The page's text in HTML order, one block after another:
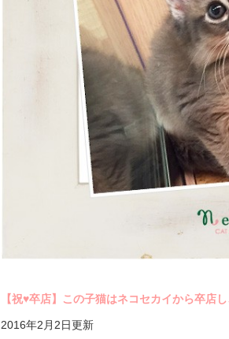
【祝♥︎卒店】この子猫はネコセカイから卒店
2016年2月2日更新